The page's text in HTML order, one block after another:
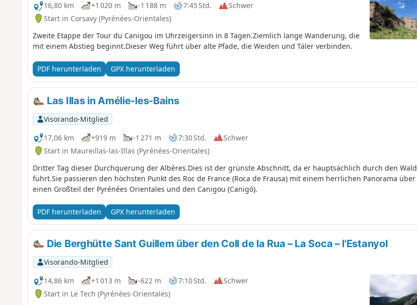
16,80 km
+1 020 m -1 188 m 7:45 Std.
Schwer
Start in Corsavy (Pyrénées-Orientales)
Zweite Etappe der Tour du Canigou im Uhrzeigersinn in 8 Tagen.Ziemlich lange Wanderung, die
mit einem Abstieg beginnt.Dieser Weg führt über alte Pfade, die Weiden und Täler verbinden.
PDF herunterladen GPX herunterladen
Las Illas in Amélie-les-Bains
Visorando-Mitglied
17,06 km
+919 m -1 271 m 7:30 Std.
Schwer
Start in Maureillas-las-Illas (Pyrénées-Orientales)
Dritter Tag dieser Durchquerung der Albères.Dies ist der grünste Abschnitt, da er hauptsächlich durch den Wald
führt.Sie passieren den höchsten Punkt des Roc de France (Roca de Frausa) mit einem herrlichen Panorama über
einen Großteil der Pyrénées Orientales und den Canigou (Canigó).
PDF herunterladen GPX herunterladen
Die Berghütte Sant Guillem über den Coll de la Rua – La Soca – l'Estanyol
Visorando-Mitglied
14,86 km
+1 013 m -622 m 7:10 Std.
Schwer
Start in Le Tech (Pyrénées-Orientales)